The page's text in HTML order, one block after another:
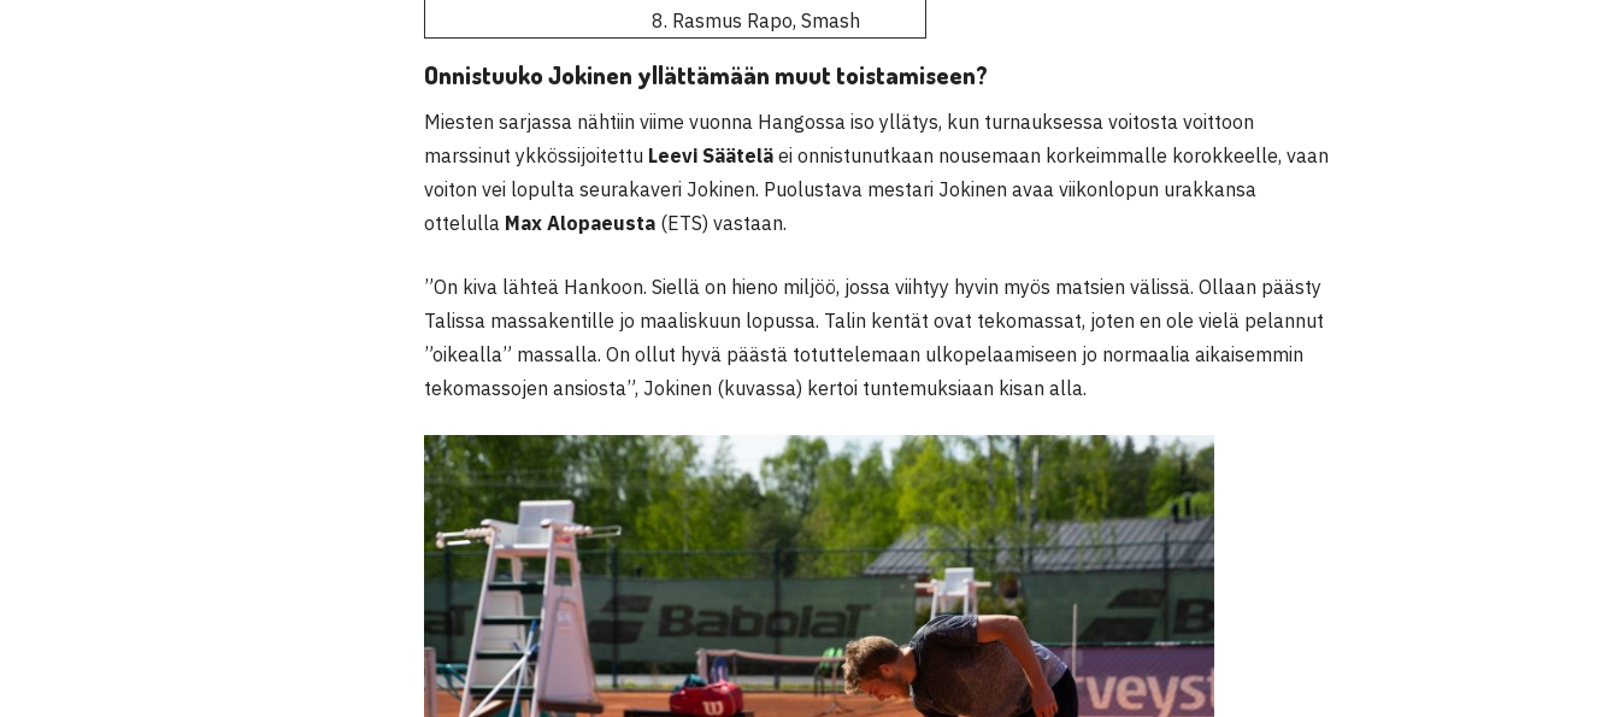
8. Rasmus Rapo, Smash
Onnistuuko Jokinen yllättämään muut toistamiseen?
Miesten sarjassa nähtiin viime vuonna Hangossa iso yllätys, kun turnauksessa voitosta voittoon
marssinut ykkössijoitettu Leevi Säätelä ei onnistunutkaan nousemaan korkeimmalle korokkeelle, vaan
voiton vei lopulta seurakaveri Jokinen. Puolustava mestari Jokinen avaa viikonlopun urakkansa
ottelulla Max Alopaeusta (ETS) vastaan.
”On kiva lähteä Hankoon. Siellä on hieno miljöö, jossa viihtyy hyvin myös matsien välissä. Ollaan päästy
Talissa massakentille jo maaliskuun lopussa. Talin kentät ovat tekomassat, joten en ole vielä pelannut
”oikealla” massalla. On ollut hyvä päästä totuttelemaan ulkopelaamiseen jo normaalia aikaisemmin
tekomassojen ansiosta”, Jokinen (kuvassa) kertoi tuntemuksiaan kisan alla.